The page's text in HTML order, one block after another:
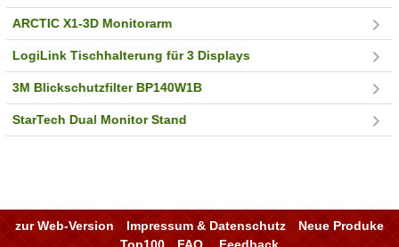
ARCTIC X1-3D Monitorarm
LogiLink Tischhalterung für 3 Displays
3M Blickschutzfilter BP140W1B
StarTech Dual Monitor Stand
zur Web-Version Impressum & Datenschutz
Neue Produke
Top100
FAQ Feedback